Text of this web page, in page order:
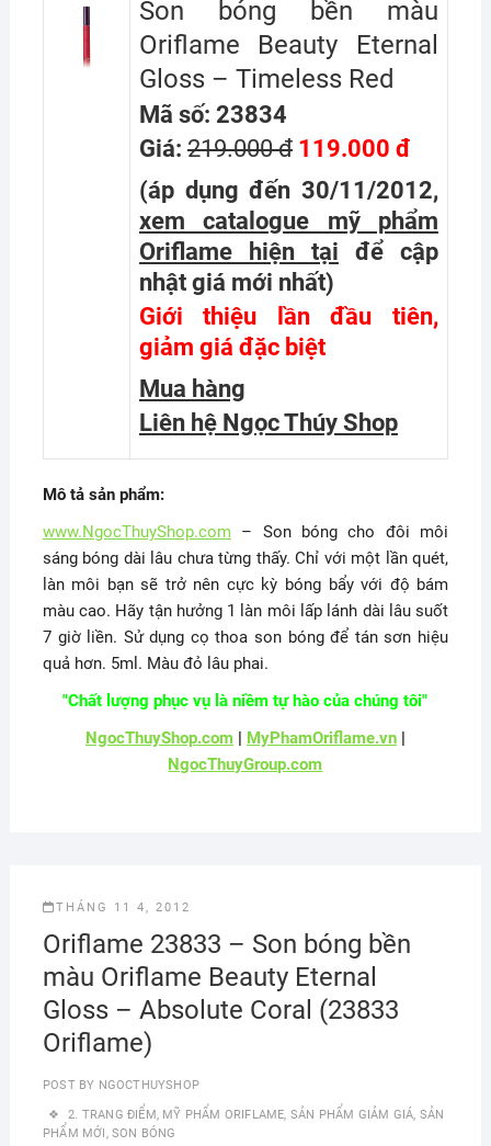
Son bóng bền màu
Oriflame Beauty Eternal
Gloss – Timeless Red
Mã số: 23834
Giá: 219.000 đ119.000 đ
(áp dụng đến 30/11/2012,
xem catalogue mỹ phẩm
Oriflame hiện tại
để cập
nhật giá mới nhất)
Giới thiệu lần đầu tiên,
giảm giá đặc biệt
Mua hàng
Liên hệ Ngọc Thúy Shop
Mô tả sản phẩm:
www.NgocThuyShop.com– Son bóng cho đôi môi
sáng bóng dài lâu chưa từng thấy. Chỉ với một lần quét,
làn môi bạn sẽ trở nên cực kỳ bóng bẩy với độ bám
màu cao. Hãy tận hưởng 1 làn môi lấp lánh dài lâu suốt
7 giờ liền. Sử dụng cọ thoa son bóng để tán sơn hiệu
quả hơn. 5ml. Màu đỏ lâu phai.
"Chất lượng phục vụ là niềm tự hào của chúng tôi"
NgocThuyShop.com| MyPhamOriflame.vn|
NgocThuyGroup.com
THÁNG 11 4, 2012
Oriflame 23833 – Son bóng bền
màu Oriflame Beauty Eternal
Gloss – Absolute Coral (23833
Oriflame)
POST BY NGOCTHUYSHOP
2. TRANG ĐIỂM, MỸ PHẨM ORIFLAME, SẢN PHẨM GIẢM GIÁ, SẢN
PHẨM MỚI, SON BÓNG